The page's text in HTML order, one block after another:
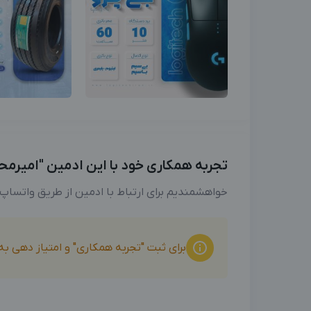
تجربه همکاری خود با این ادمین
خواهشمندیم برای ارتباط با ادمین از طریق
برای ثبت "تجربه همکاری" و امتیاز دهی